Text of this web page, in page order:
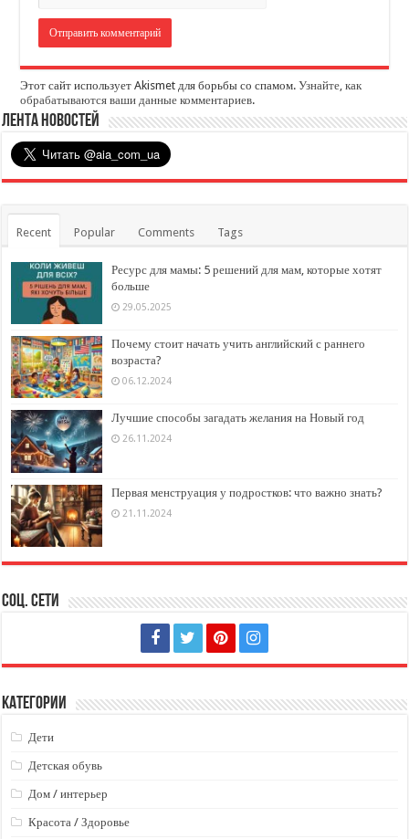
Этот сайт использует Akismet для борьбы со спамом.Узнайте, как
обрабатываются ваши данные комментариев.
Лента новостей
Recent Popular Comments Tags
Ресурс для мамы: 5 решений для мам, которые хотят
больше
29.05.2025
Почему стоит начать учить английский с раннего
возраста?
06.12.2024
Лучшие способы загадать желания на Новый год
26.11.2024
Первая менструация у подростков: что важно знать?
21.11.2024
Соц. сети
Категории
Дети
Детская обувь
Дом / интерьер
Красота / Здоровье